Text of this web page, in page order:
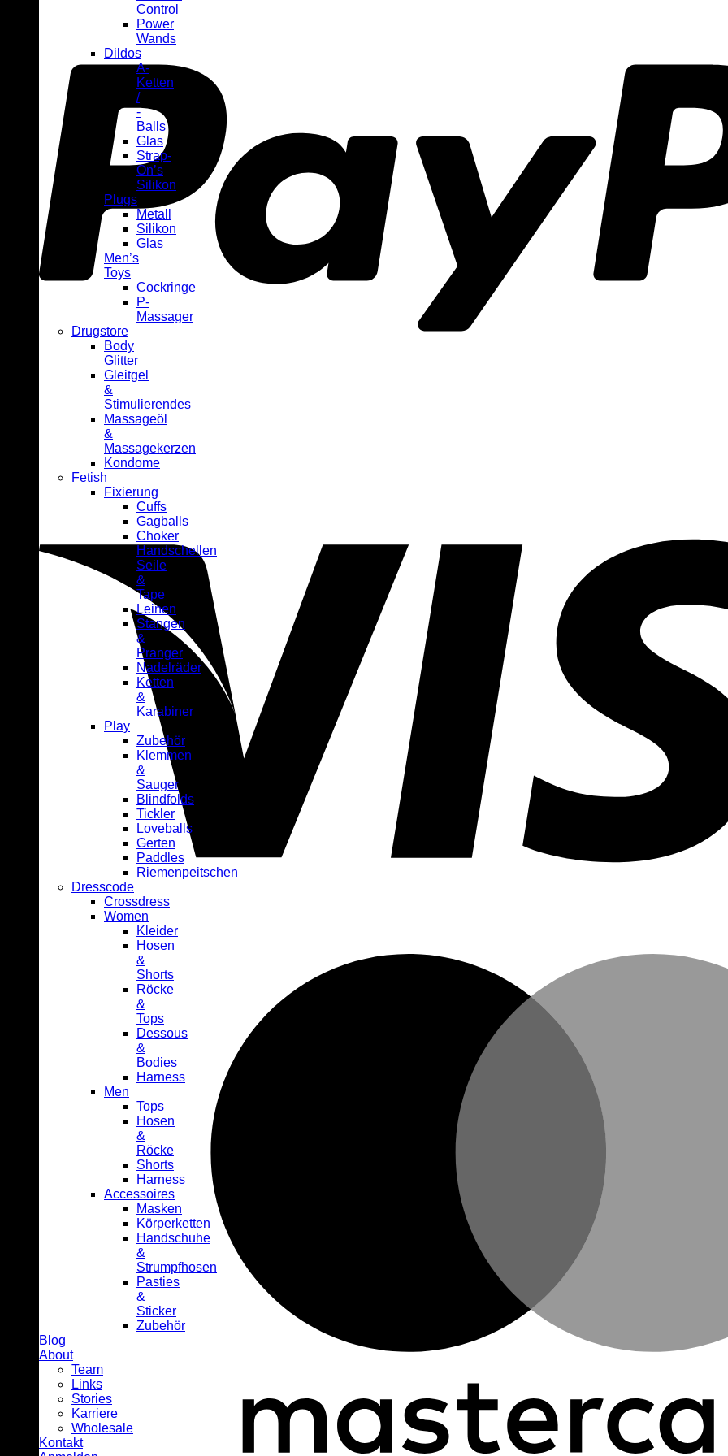
Control
Power
Wands
Dildos
A-
Ketten
/
-
Balls
Glas
Strap-
On’s
Silikon
Plugs
Metall
Silikon
Glas
Men’s
Toys
Cockringe
P-
Massager
Drugstore
Body
Glitter
Gleitgel
&
Stimulierendes
Massageöl
&
Massagekerzen
Kondome
Fetish
Fixierung
Cuffs
Gagballs
Choker
Handschellen
Seile
&
Tape
Leinen
Stangen
&
Pranger
Nadelräder
Ketten
&
Karabiner
Play
Zubehör
Klemmen
&
Sauger
Blindfolds
Tickler
Loveballs
Gerten
Paddles
Riemenpeitschen
Dresscode
Crossdress
Women
Kleider
Hosen
&
Shorts
Röcke
&
Tops
Dessous
&
Bodies
Harness
Men
Tops
Hosen
&
Röcke
Shorts
Harness
Accessoires
Masken
Körperketten
Handschuhe
&
Strumpfhosen
Pasties
&
Sticker
Zubehör
Blog
About
Team
Links
Stories
Karriere
Wholesale
Kontakt